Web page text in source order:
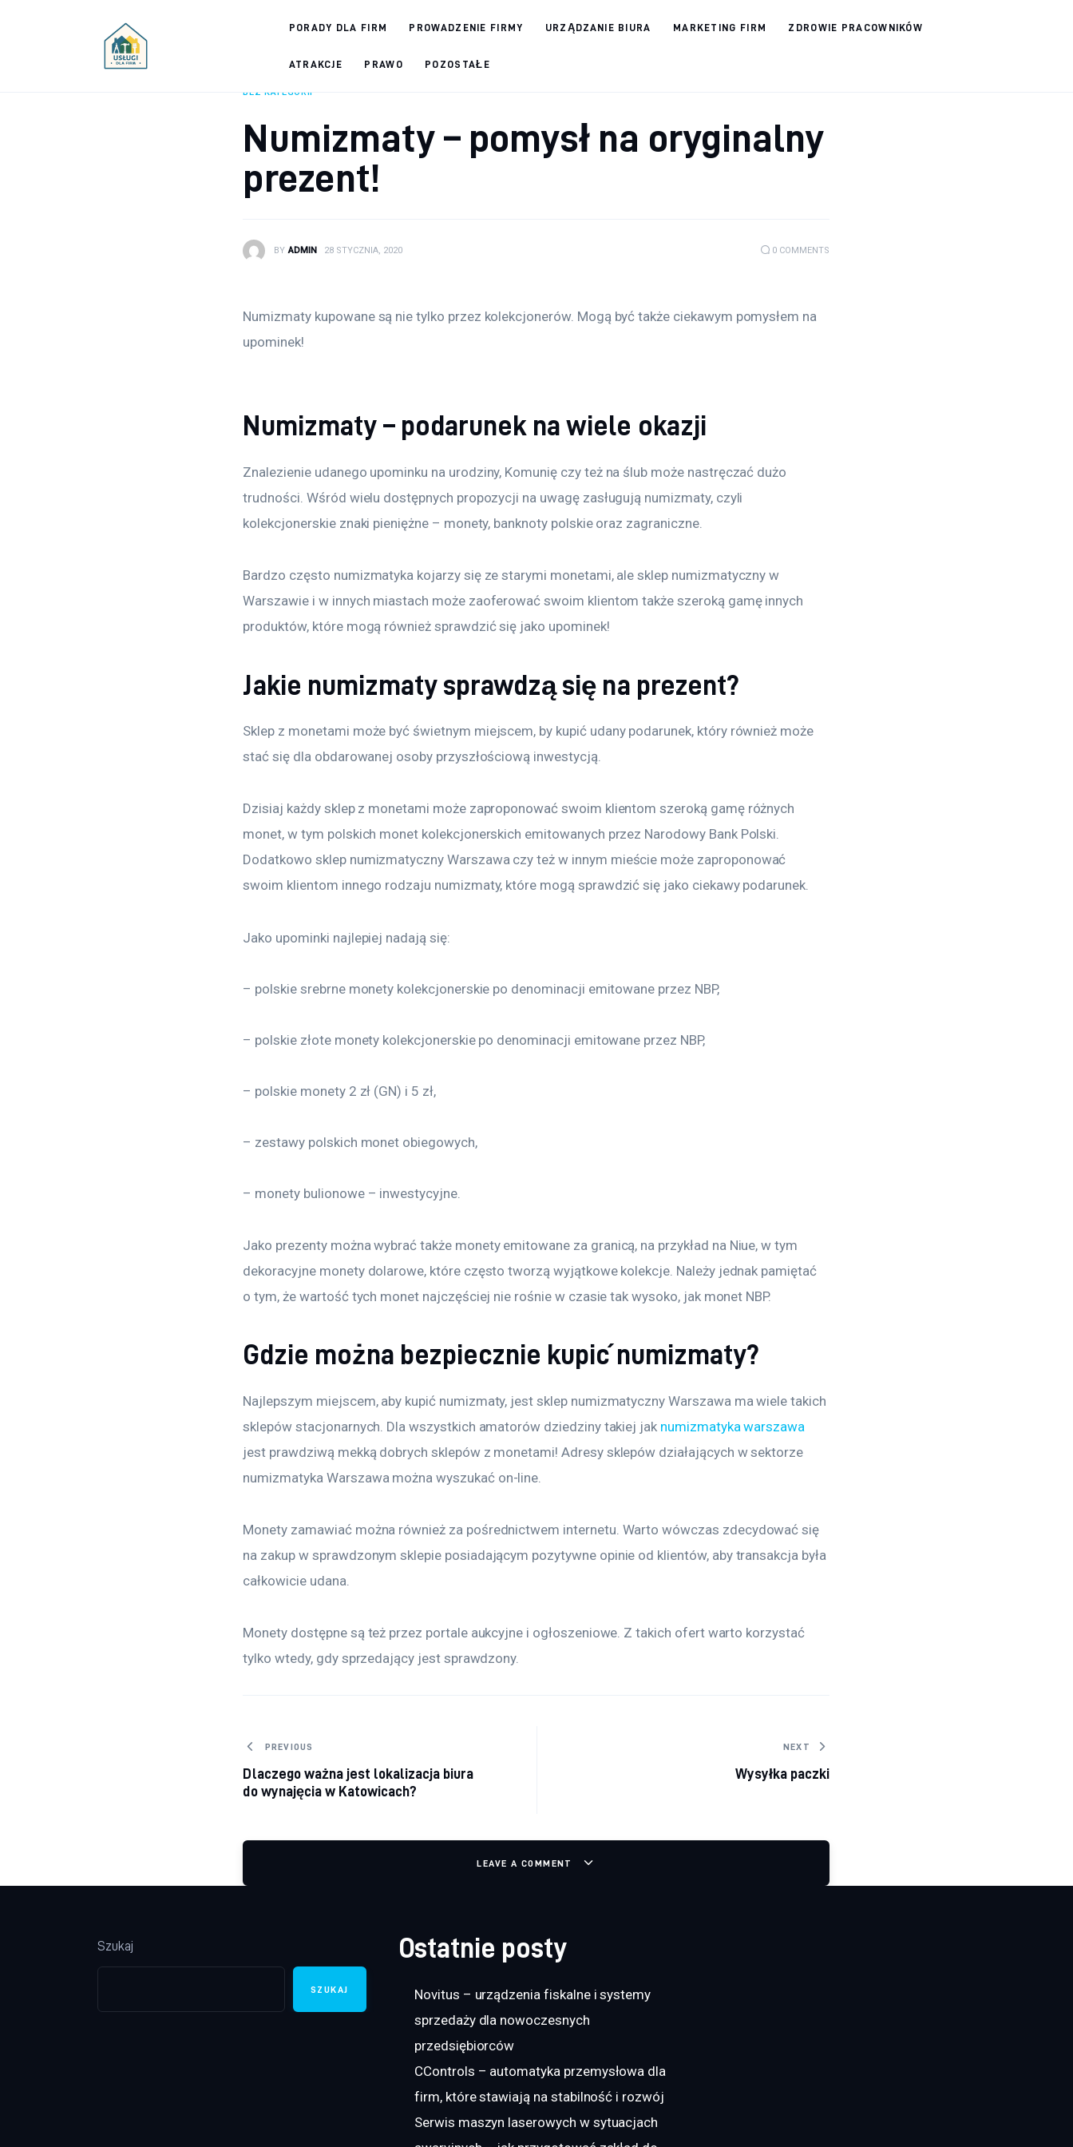
PORADY DLA FIRM PROWADZENIE FIRMY URZĄDZANIE BIURA MARKETING FIRM ZDROWIE PRACOWNIKÓW
ATRAKCJE PRAWO POZOSTAŁE
Prowadzenie firmy
BEZ KATEGORII
Numizmaty – pomysł na oryginalny
prezent!
BY ADMIN 28 STYCZNIA, 2020 0 COMMENTS
Numizmaty kupowane są nie tylko przez kolekcjonerów. Mogą być także ciekawym pomysłem na
upominek!
Numizmaty – podarunek na wiele okazji
Znalezienie udanego upominku na urodziny, Komunię czy też na ślub może nastręczać dużo
trudności. Wśród wielu dostępnych propozycji na uwagę zasługują numizmaty, czyli
kolekcjonerskie znaki pieniężne – monety, banknoty polskie oraz zagraniczne.
Bardzo często numizmatyka kojarzy się ze starymi monetami, ale sklep numizmatyczny w
Warszawie i w innych miastach może zaoferować swoim klientom także szeroką gamę innych
produktów, które mogą również sprawdzić się jako upominek!
Jakie numizmaty sprawdzą się na prezent?
Sklep z monetami może być świetnym miejscem, by kupić udany podarunek, który również może
stać się dla obdarowanej osoby przyszłościową inwestycją.
Dzisiaj każdy sklep z monetami może zaproponować swoim klientom szeroką gamę różnych
monet, w tym polskich monet kolekcjonerskich emitowanych przez Narodowy Bank Polski.
Dodatkowo sklep numizmatyczny Warszawa czy też w innym mieście może zaproponować
swoim klientom innego rodzaju numizmaty, które mogą sprawdzić się jako ciekawy podarunek.
Jako upominki najlepiej nadają się:
– polskie srebrne monety kolekcjonerskie po denominacji emitowane przez NBP,
– polskie złote monety kolekcjonerskie po denominacji emitowane przez NBP,
– polskie monety 2 zł (GN) i 5 zł,
– zestawy polskich monet obiegowych,
– monety bulionowe – inwestycyjne.
Jako prezenty można wybrać także monety emitowane za granicą, na przykład na Niue, w tym
dekoracyjne monety dolarowe, które często tworzą wyjątkowe kolekcje. Należy jednak pamiętać
o tym, że wartość tych monet najczęściej nie rośnie w czasie tak wysoko, jak monet NBP.
Gdzie można bezpiecznie kupić numizmaty?
Najlepszym miejscem, aby kupić numizmaty, jest sklep numizmatyczny Warszawa ma wiele takich
sklepów stacjonarnych. Dla wszystkich amatorów dziedziny takiej jak numizmatyka warszawa
jest prawdziwą mekką dobrych sklepów z monetami! Adresy sklepów działających w sektorze
numizmatyka Warszawa można wyszukać on-line.
Monety zamawiać można również za pośrednictwem internetu. Warto wówczas zdecydować się
na zakup w sprawdzonym sklepie posiadającym pozytywne opinie od klientów, aby transakcja była
całkowicie udana.
Monety dostępne są też przez portale aukcyjne i ogłoszeniowe. Z takich ofert warto korzystać
tylko wtedy, gdy sprzedający jest sprawdzony.
Nawigacja wpisu
PREVIOUS
Dlaczego ważna jest lokalizacja biura
do wynajęcia w Katowicach?
NEXT
Wysyłka paczki
LEAVE A COMMENT
Szukaj
SZUKAJ
Ostatnie posty
Novitus – urządzenia fiskalne i systemy
sprzedaży dla nowoczesnych
przedsiębiorców
CControls – automatyka przemysłowa dla
firm, które stawiają na stabilność i rozwój
Serwis maszyn laserowych w sytuacjach